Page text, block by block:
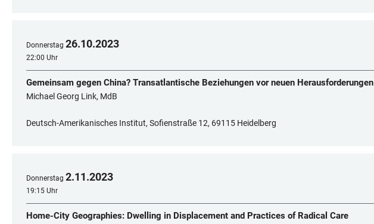
Donnerstag 26.10.2023
22:00 Uhr
Gemeinsam gegen China? Transatlantische Beziehungen vor neuen Herausforderungen
Michael Georg Link, MdB
Deutsch-Amerikanisches Institut, Sofienstraße 12, 69115 Heidelberg
Donnerstag 2.11.2023
19:15 Uhr
Home-City Geographies: Dwelling in Displacement and Practices of Radical Care